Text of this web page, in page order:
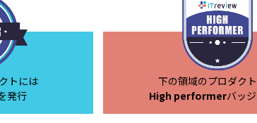
トには
発行
下の領域のプロダク
High performerバッ